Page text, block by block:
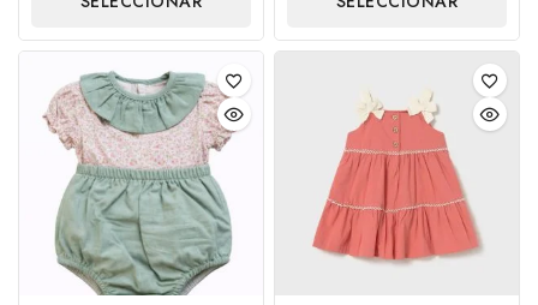
OPCIONES
OPCIONES